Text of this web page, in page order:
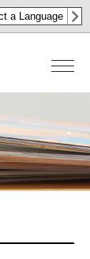
a Language